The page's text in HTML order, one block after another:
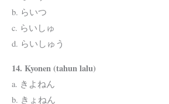
b. らいつ
c. らいしゅ
d. らいしゅう
14. Kyonen (tahun lalu)
a. きよねん
b. きょねん